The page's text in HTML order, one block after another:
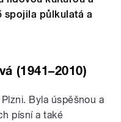
spojila půlkulatá a
(1941–2010)
Byla úspěšnou a
písní a také